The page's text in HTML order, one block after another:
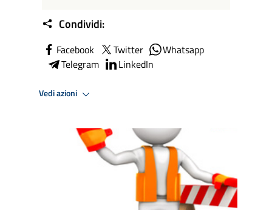
Condividi:
Facebook Twitter
Whatsapp
Telegram
LinkedIn
Vedi azioni